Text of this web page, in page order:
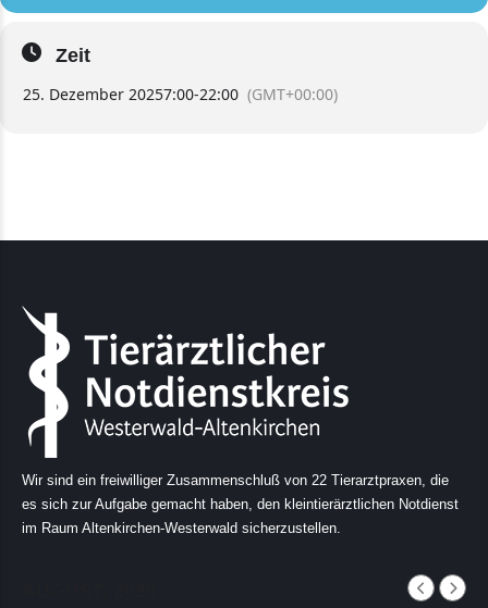
Zeit
25. Dezember 20257:00-22:00 (GMT+00:00)
Wir sind ein freiwilliger Zusammenschluß von 22 Tierarztpraxen, die
es sich zur Aufgabe gemacht haben, den kleintierärztlichen Notdienst
im Raum Altenkirchen-Westerwald sicherzustellen.